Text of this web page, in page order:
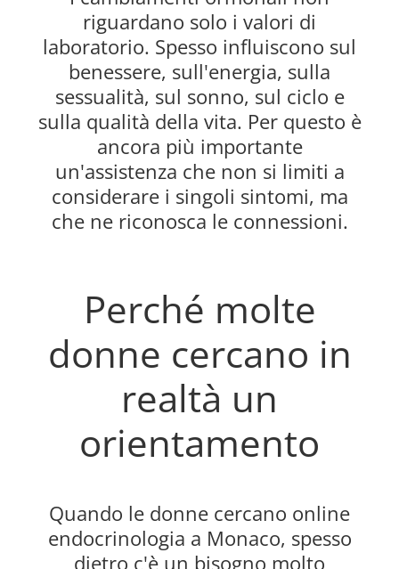
riguardano solo i valori di
laboratorio. Spesso influiscono sul
benessere, sull'energia, sulla
sessualità, sul sonno, sul ciclo e
sulla qualità della vita. Per questo è
ancora più importante
un'assistenza che non si limiti a
considerare i singoli sintomi, ma
che ne riconosca le connessioni.
Perché molte
donne cercano in
realtà un
orientamento
Quando le donne cercano online
endocrinologia a Monaco, spesso
dietro c'è un bisogno molto